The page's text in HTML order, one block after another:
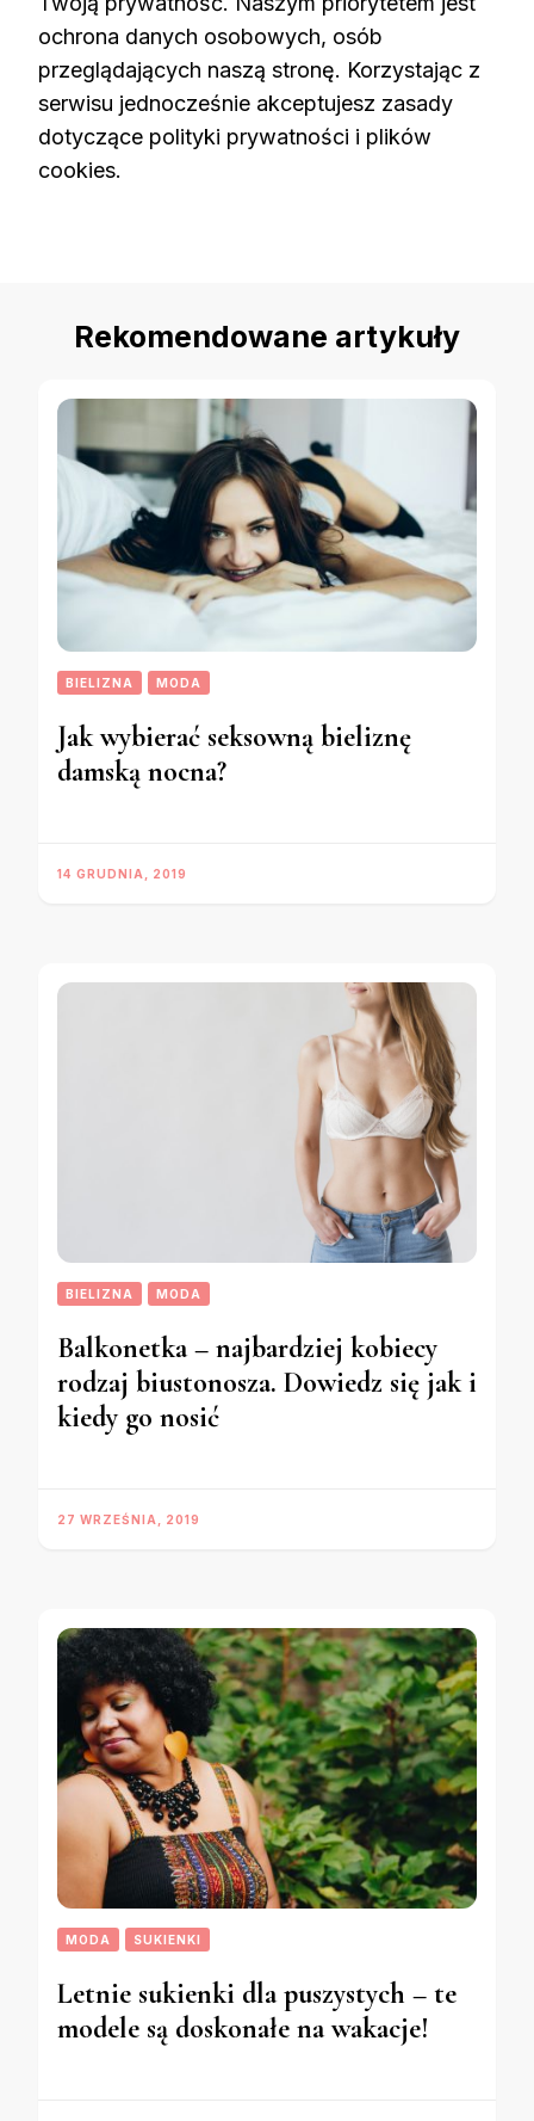
ochrona danych osobowych, osób
przeglądających naszą stronę. Korzystając z
serwisu jednocześnie akceptujesz zasady
dotyczące polityki prywatności i plików
cookies.
Rekomendowane artykuły
BIELIZNA MODA
Jak wybierać seksowną bieliznę
damską nocna?
14 GRUDNIA, 2019
BIELIZNA MODA
Balkonetka – najbardziej kobiecy
rodzaj biustonosza. Dowiedz się jak i
kiedy go nosić
27 WRZEŚNIA, 2019
MODA SUKIENKI
Letnie sukienki dla puszystych – te
modele są doskonałe na wakacje!